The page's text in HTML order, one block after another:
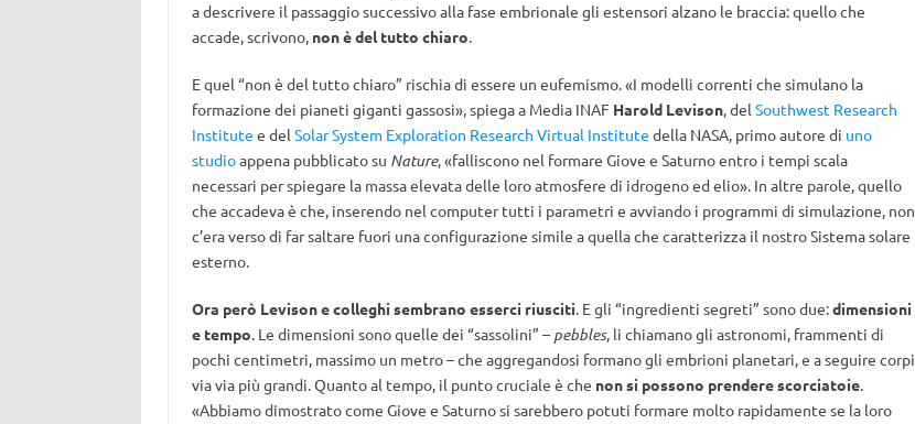
a descrivere il passaggio successivo alla fase embrionale gli estensori alzano le braccia: quello che
accade, scrivono, non è del tutto chiaro.
E quel “non è del tutto chiaro” rischia di essere un eufemismo. «I modelli correnti che simulano la
formazione dei pianeti giganti gassosi», spiega a Media INAF Harold Levison, del Southwest Research
Institute e del Solar System Exploration Research Virtual Institute della NASA, primo autore di uno
studioappena pubblicato su Nature, «falliscono nel formare Giove e Saturno entro i tempi scala
necessari per spiegare la massa elevata delle loro atmosfere di idrogeno ed elio». In altre parole, quello
che accadeva è che, inserendo nel computer tutti i parametri e avviando i programmi di simulazione, non
c’era verso di far saltare fuori una configurazione simile a quella che caratterizza il nostro Sistema solare
esterno.
Ora però Levison e colleghi sembrano esserci riusciti. E gli “ingredienti segreti” sono due:dimensioni
e tempo. Le dimensioni sono quelle dei “sassolini” – pebbles, li chiamano gli astronomi, frammenti di
pochi centimetri, massimo un metro – che aggregandosi formano gli embrioni planetari, e a seguire corpi
via via più grandi. Quanto al tempo, il punto cruciale è che non si possono prendere scorciatoie.
«Abbiamo dimostrato come Giove e Saturno si sarebbero potuti formare molto rapidamente se la loro